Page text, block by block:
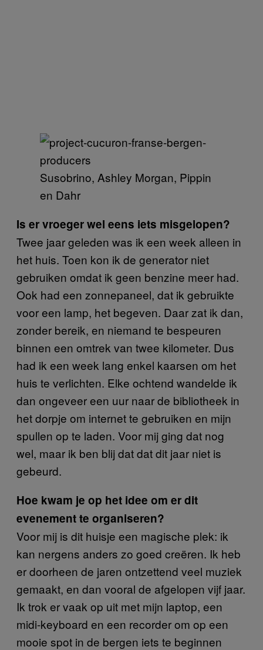
Susobrino, Ashley Morgan, Pippin
en Dahr
Is er vroeger wel eens iets misgelopen?
Twee jaar geleden was ik een week alleen in
het huis. Toen kon ik de generator niet
gebruiken omdat ik geen benzine meer had.
Ook had een zonnepaneel, dat ik gebruikte
voor een lamp, het begeven. Daar zat ik dan,
zonder bereik, en niemand te bespeuren
binnen een omtrek van twee kilometer. Dus
had ik een week lang enkel kaarsen om het
huis te verlichten. Elke ochtend wandelde ik
dan ongeveer een uur naar de bibliotheek in
het dorpje om internet te gebruiken en mijn
spullen op te laden. Voor mij ging dat nog
wel, maar ik ben blij dat dat dit jaar niet is
gebeurd.
Hoe kwam je op het idee om er dit
evenement te organiseren?
Voor mij is dit huisje een magische plek: ik
kan nergens anders zo goed creëren. Ik heb
er doorheen de jaren ontzettend veel muziek
gemaakt, en dan vooral de afgelopen vijf jaar.
Ik trok er vaak op uit met mijn laptop, een
midi-keyboard en een recorder om op een
mooie spot in de bergen iets te beginnen